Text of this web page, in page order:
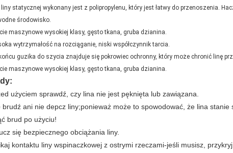
liny statycznej wykonany jest z polipropylenu, który jest łatwy do przenoszenia.
środowisko.
maszynowe wysokiej klasy, gęsto tkana, gruba dzianina.
wytrzymałość na rozciąganie, niski współczynnik tarcia.
guzika do szycia znajduje się pokrowiec ochronny, który może chronić linę
maszynowe wysokiej klasy, gęsto tkana, gruba dzianina.
użyciem sprawdź, czy lina nie jest pęknięta lub zawiązana.
brudź ani nie depcz liny;ponieważ może to spowodować, że lina
brud po użyciu!
się bezpiecznego obciążania liny.
kontaktu liny wspinaczkowej z ostrymi rzeczami-jeśli musisz,